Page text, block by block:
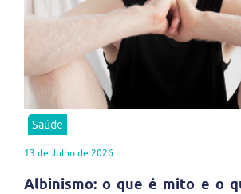
Saúde
13 de Julho de 2026
Albinismo: o que é mito e o